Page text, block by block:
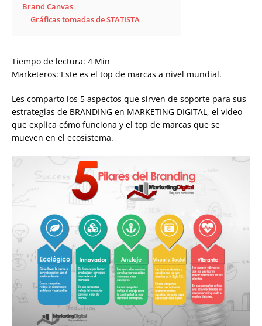
Brand Canvas
Gráficas tomadas de STATISTA
Tiempo de lectura: 4 Min
Marketeros: Este es el top de marcas a nivel mundial.
Les comparto los 5 aspectos que sirven de soporte para sus
estrategias de BRANDING en MARKETING DIGITAL, el video
que explica cómo funciona y el top de marcas que se
mueven en el ecosistema.